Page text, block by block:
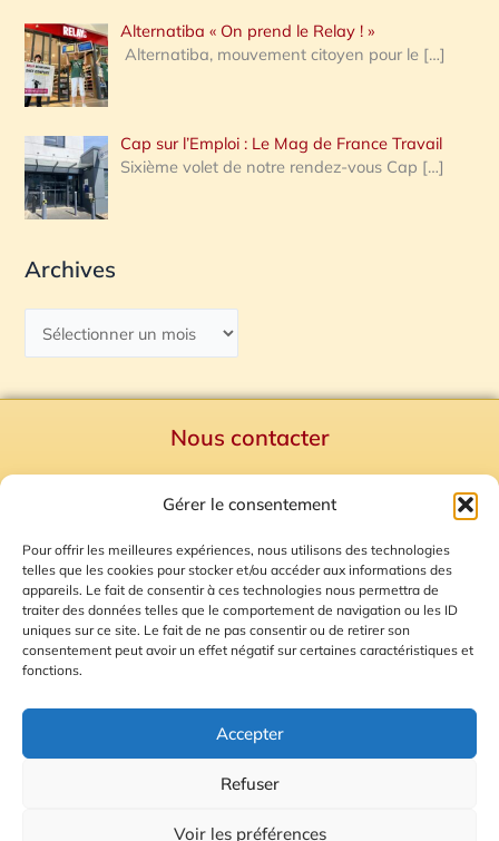
Gérer le consentement
Pour offrir les meilleures expériences, nous utilisons des technologies
telles que les cookies pour stocker et/ou accéder aux informations des
appareils. Le fait de consentir à ces technologies nous permettra de
traiter des données telles que le comportement de navigation ou les ID
uniques sur ce site. Le fait de ne pas consentir ou de retirer son
consentement peut avoir un effet négatif sur certaines caractéristiques et
fonctions.
Accepter
Refuser
Voir les préférences
Alternatiba « On prend le Relay ! »
Alternatiba, mouvement citoyen pour le […]
Cap sur l’Emploi : Le Mag de France Travail
Sixième volet de notre rendez-vous Cap […]
Archives
Nous contacter
Mentions Légales
Plan du site
Gestion des Cookies
© 2026 Radio Calade